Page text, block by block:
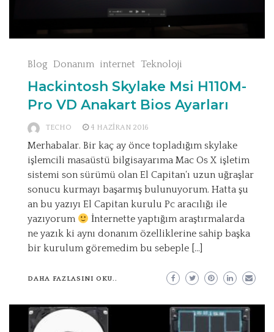
Blog Donanım internet Teknoloji
Hackintosh Skylake Msi H110M-
Pro VD Anakart Bios Ayarları
TECHO 4 HAZIRAN 2016
Merhabalar. Bir kaç ay önce topladığım skylake
işlemcili masaüstü bilgisayarıma Mac Os X işletim
sistemi son sürümü olan El Capitan‘ı uzun uğraşlar
sonucu kurmayı başarmış bulunuyorum. Hatta şu
an bu yazıyı El Capitan kurulu Pc aracılığı ile
yazıyorum
İnternette yaptığım araştırmalarda
ne yazık ki aynı donanım özelliklerine sahip başka
bir kurulum göremedim bu sebeple […]
DAHA FAZLASINI OKU..